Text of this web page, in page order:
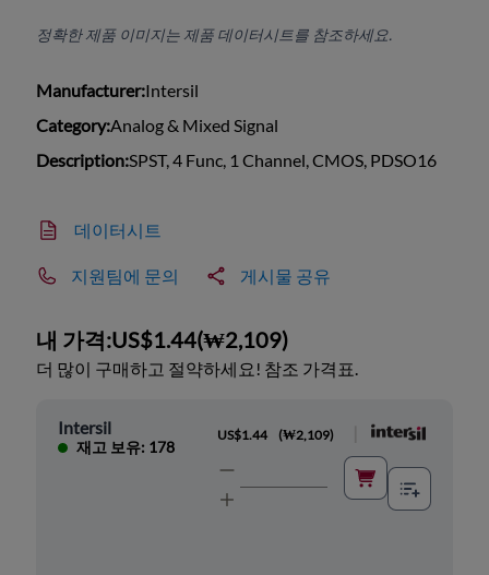
정확한 제품 이미지는 제품 데이터시트를 참조하세요.
Manufacturer:Intersil
Category:Analog & Mixed Signal
Description:SPST, 4 Func, 1 Channel, CMOS, PDSO16
데이터시트
지원팀에 문의 게시물 공유
내 가격:US$1.44(₩2,109)
더 많이 구매하고 절약하세요! 참조 가격표.
Intersil
재고 보유: 178
US$1.44 (₩2,109)